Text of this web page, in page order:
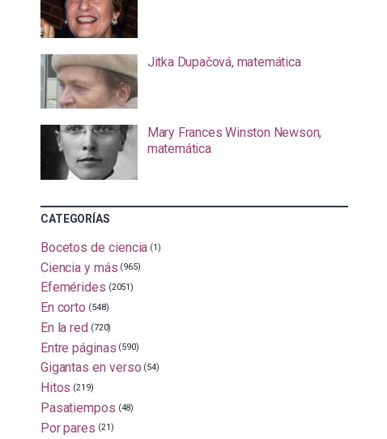
Jitka Dupačová, matemática
Mary Frances Winston Newson,
matemática
CATEGORÍAS
Bocetos de ciencia (1)
Ciencia y más (965)
Efemérides (2051)
En corto (548)
En la red (720)
Entre páginas (590)
Gigantas en verso (54)
Hitos (219)
Pasatiempos (48)
Por pares (21)